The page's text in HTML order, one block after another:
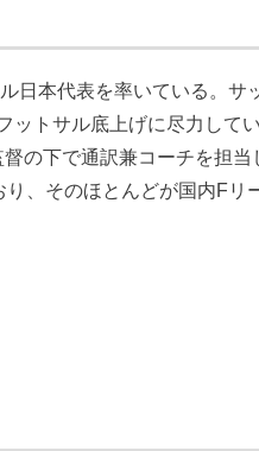
日本代表を率いている。
トサル底上げに尽力して
の下で通訳兼コーチを担
、そのほとんどが国内Fリ